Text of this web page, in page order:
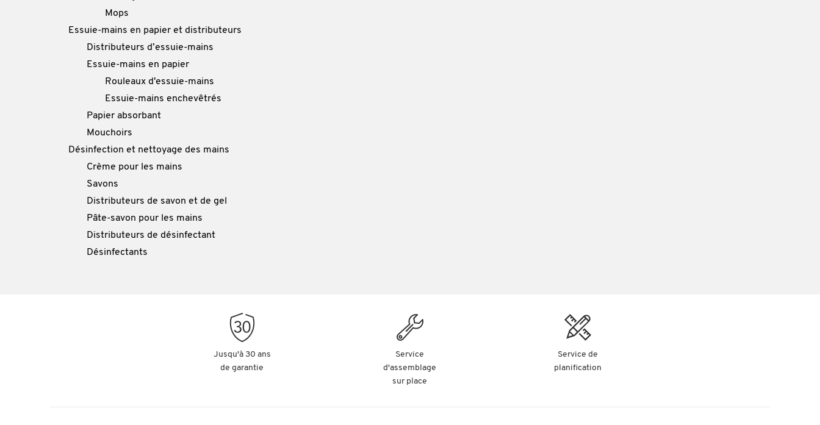
Mops
Essuie-mains en papier et distributeurs
Distributeurs d’essuie-mains
Essuie-mains en papier
Rouleaux d'essuie-mains
Essuie-mains enchevêtrés
Papier absorbant
Mouchoirs
Désinfection et nettoyage des mains
Crème pour les mains
Savons
Distributeurs de savon et de gel
Pâte-savon pour les mains
Distributeurs de désinfectant
Désinfectants
Jusqu'à 30 ans
de garantie
Service
d'assemblage
sur place
Service de
planification